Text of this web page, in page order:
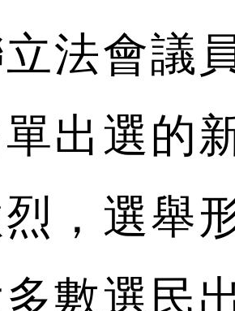
法會議
出選的
，選舉
數選民